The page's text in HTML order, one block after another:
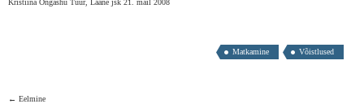
Kristiina Ongashu Tuur, Lääne jsk 21. mail 2008
Matkamine Võistlused
← Eelmine